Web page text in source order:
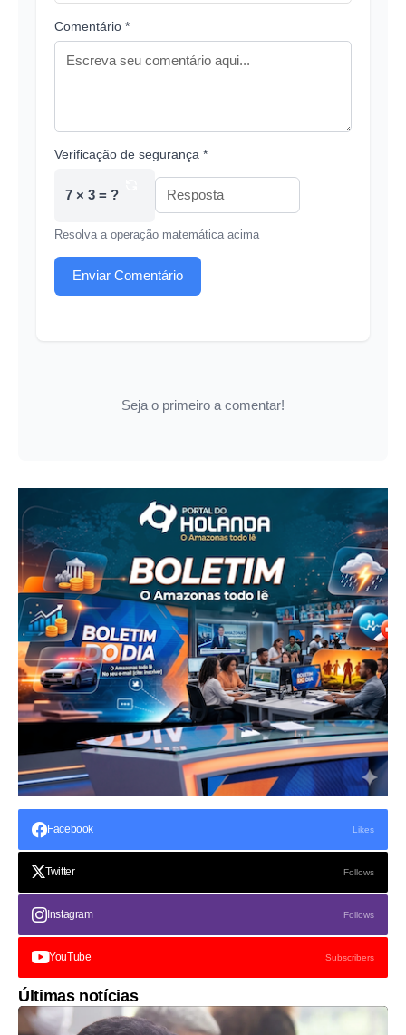
Comentário *
Verificação de segurança *
7 × 3 = ?
Resolva a operação matemática acima
Enviar Comentário
Seja o primeiro a comentar!
Facebook Likes
Twitter Follows
Instagram Follows
YouTube Subscribers
Últimas notícias